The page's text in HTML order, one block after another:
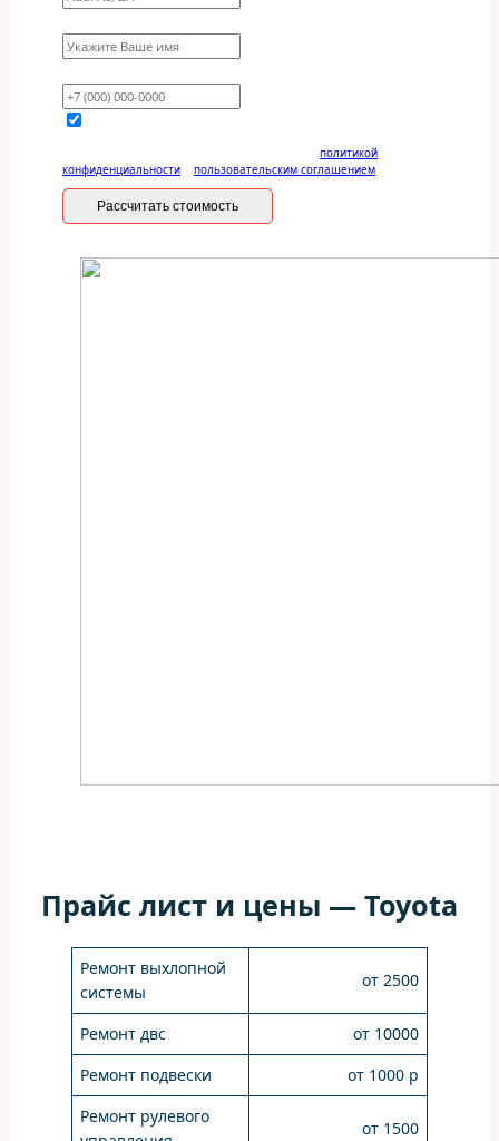
политикой
конфиденциальности
пользовательским соглашением
Рассчитать стоимость
Прайс лист и цены — Toyota
Ремонт выхлопной
системы
от 2500
Ремонт двс
от 10000
Ремонт подвески
от 1000 р
Ремонт рулевого
от 1500